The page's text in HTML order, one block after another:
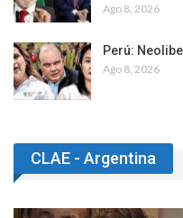
Ago 8, 2026
Perú:
Ago 8, 2026
CLAE - Argentina